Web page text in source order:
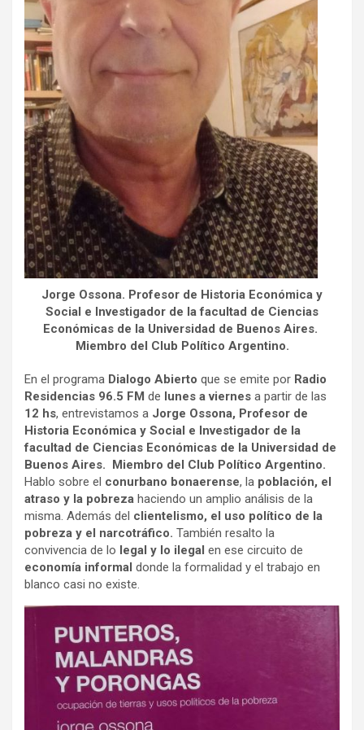
Jorge Ossona. Profesor de Historia Económica y
Social e Investigador de la facultad de Ciencias
Económicas de la Universidad de Buenos Aires.
Miembro del Club Político Argentino.
En el programa Dialogo Abierto que se emite por Radio
Residencias 96.5 FM de lunes a viernes a partir de las
12 hs, entrevistamos a Jorge Ossona, Profesor de
Historia Económica y Social e Investigador de la
facultad de Ciencias Económicas de la Universidad de
Buenos Aires. Miembro del Club Político Argentino.
Hablo sobre el conurbano bonaerense, la población, el
atraso y la pobreza haciendo un amplio análisis de la
misma. Además del clientelismo, el uso político de la
pobreza y el narcotráfico. También resalto la
convivencia de lo legal y lo ilegal en ese circuito de
economía informal donde la formalidad y el trabajo en
blanco casi no existe.